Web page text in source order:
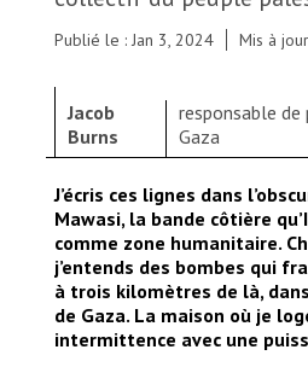
Publié le : Jan 3, 2024 Mis à
Jacob
Burns
responsable de
Gaza
J’écris ces lignes dans
Mawasi, la bande côtière
comme zone humanitaire.
j’entends des bombes qui
à trois kilomètres de là,
de Gaza. La maison où je
intermittence avec une